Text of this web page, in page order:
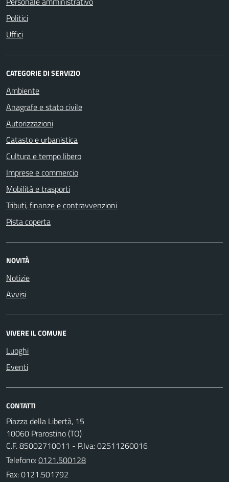
Politici
Uffici
CATEGORIE DI SERVIZIO
Ambiente
Anagrafe e stato civile
Autorizzazioni
Catasto e urbanistica
Cultura e tempo libero
Imprese e commercio
Mobilità e trasporti
Tributi, finanze e contravvenzioni
Pista coperta
NOVITÀ
Notizie
Avvisi
VIVERE IL COMUNE
Luoghi
Eventi
CONTATTI
Piazza della Libertà, 15
10060 Prarostino (TO)
C.F. 85002710011 - P.Iva: 02511260016
Telefono:0121.500128
Fax: 0121.501792